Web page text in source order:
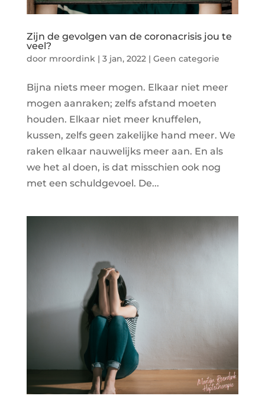
Zijn de gevolgen van de coronacrisis jou te
veel?
door mroordink| 3 jan, 2022| Geen categorie
Bijna niets meer mogen. Elkaar niet meer
mogen aanraken; zelfs afstand moeten
houden. Elkaar niet meer knuffelen,
kussen, zelfs geen zakelijke hand meer. We
raken elkaar nauwelijks meer aan. En als
we het al doen, is dat misschien ook nog
met een schuldgevoel. De...